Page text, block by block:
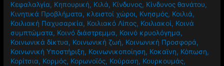
Κεφαλαλγία, Κηπουρική, Κιλά, Κίνδυνος, Κίνδυνος θανάτου,
Κινητικά Προβλήματα, κλειστοί χώροι, Κνησμός, Κοιλιά,
Κοιλιακή Παχυσαρκία, Κοιλιακό Λίπος, Κοιλιακοί, Κοινά
συμπτώματα, Κοινό διάστρεμμα, Κοινό κρυολόγημα,
Κοινωνικά δίκτυα, Κοινωνική ζωή, Κοινωνική Προσφορά,
Κοινωνική Υποστήριξη, Κοινωνικοποίηση, Κοκαϊνη, Κόπωση,
Κορίτσια, Κορμός, Κορωνοϊός, Κούραση, Κουρκουμάς,